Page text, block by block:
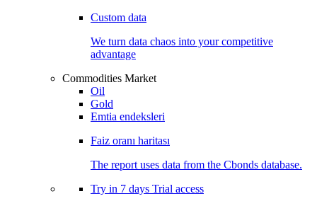
Custom data
We turn data chaos into your competitive
advantage
Commodities Market
Oil
Gold
Emtia endeksleri
Faiz oranı haritası
The report uses data from the Cbonds database.
Try in 7 days Trial access